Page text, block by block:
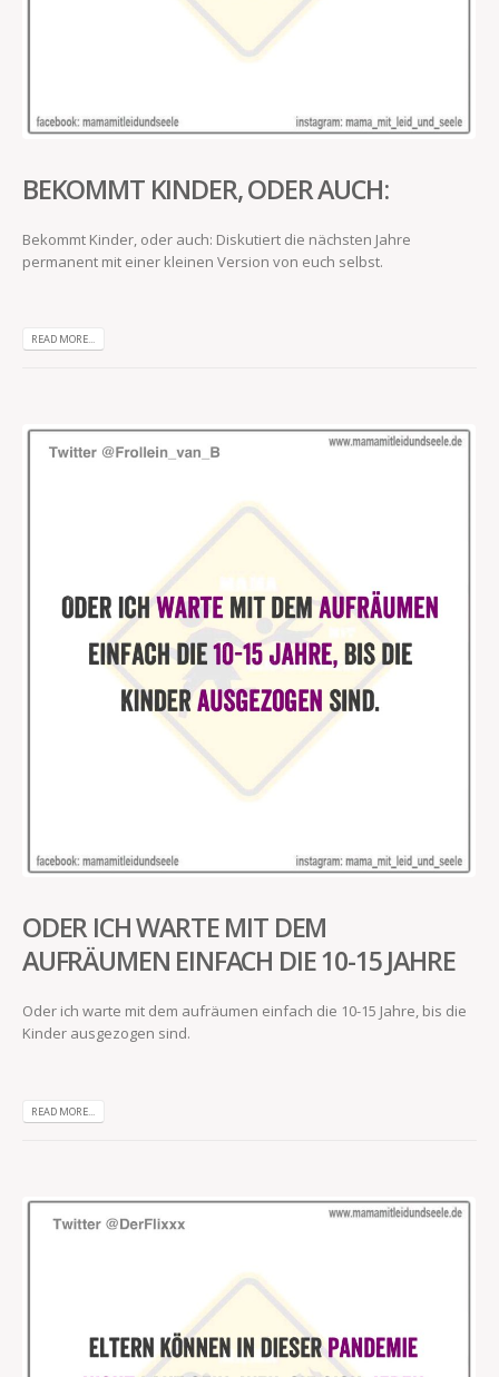
BEKOMMT KINDER, ODER AUCH:
Bekommt Kinder, oder auch: Diskutiert die nächsten Jahre
permanent mit einer kleinen Version von euch selbst.
READ MORE...
ODER ICH WARTE MIT DEM
AUFRÄUMEN EINFACH DIE 10-15 JAHRE
Oder ich warte mit dem aufräumen einfach die 10-15 Jahre, bis die
Kinder ausgezogen sind.
READ MORE...